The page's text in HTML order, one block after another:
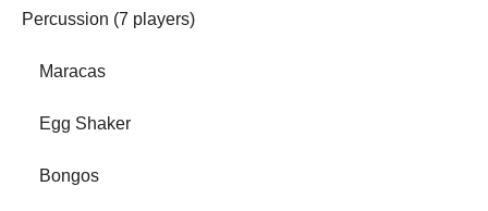
Percussion (7 players)
Maracas
Egg Shaker
Bongos